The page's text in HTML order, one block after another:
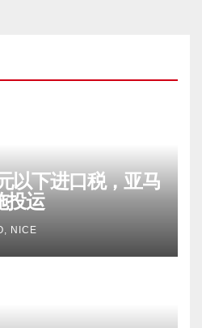
以下进口税，亚马
投运
NICE